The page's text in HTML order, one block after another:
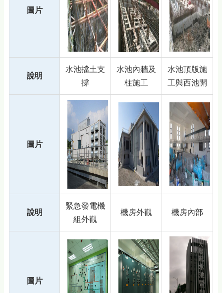
圖片
說明
水池擋土支
撐
水池內牆及
柱施工
水池頂版施
工與西池開
圖片
說明
緊急發電機
組外觀
機房外觀 機房內部
圖片